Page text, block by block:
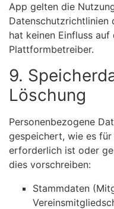
App gelten die
Datenschutzrichtlinien
hat keinen Einfluss
Plattformbetreiber.
9.
Löschung
Personenbezogene
gespeichert, wie es
erforderlich ist oder
dies vorschreiben:
Stammdaten